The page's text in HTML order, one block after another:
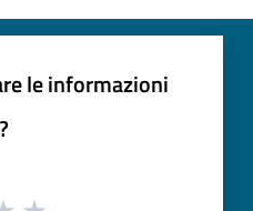
le informazioni